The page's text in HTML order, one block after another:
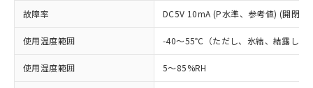
故障率 DC5V 10mA (P水準、参考値) (開閉
使用温度範囲 -40～55℃（ただし、氷結、結露しな
使用湿度範囲 5～85%RH
事前の承諾なく第三者に漏洩または開
示しないようお願いします。
マイパーツ機能（部品リスト作成サー
ビス）をご利用いただくには、I-Web
メンバーズにご登録されている必要が
部品在庫の切り替え状況などにより、予定
月が前後することがあります。
「ｅ」：有害物質（10物質）のすべてが基
準値以下であることを示します。
「10」：通常の使用状況下において有害物
質が外部に漏えいし、環境に深刻な影響を
及ぼさない年数を意味します。
場合は、上記1、2および3の内容を当
該第三者に通知します。また当社は、
販売先および販売に係わる関係者が違
り引きをいたしません。
機器販売店・当社販売員にご確
白
受注生産機種、また在庫状況の
情報を公開していない機種